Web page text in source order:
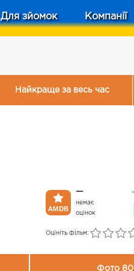
Для зйомок Компанії
Найкраще за весь час
—
немає
оцінок
Оцініть фільм:
Фото 80